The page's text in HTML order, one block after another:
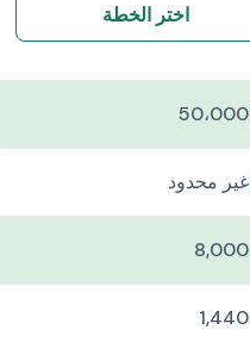
اختر الخطة
50،000
غير محدود
8,000
1,440